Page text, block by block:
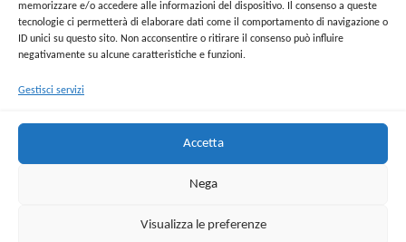
memorizzare e/o accedere alle informazioni del dispositivo. Il consenso a queste
tecnologie ci permetterà di elaborare dati come il comportamento di navigazione o
ID unici su questo sito. Non acconsentire o ritirare il consenso può influire
negativamente su alcune caratteristiche e funzioni.
Gestisci servizi
Accetta
Nega
Visualizza le preferenze
Richiedi Modello